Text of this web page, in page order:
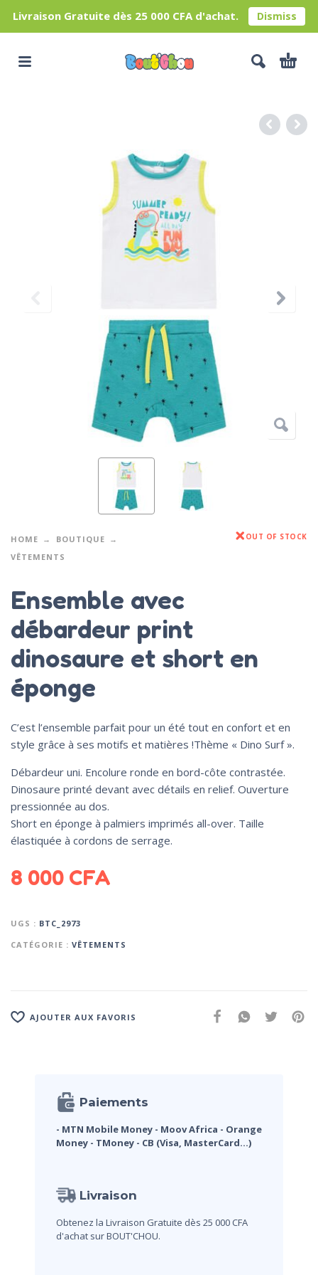
Livraison Gratuite dès 25 000 CFA d'achat. Dismiss
HOME
BOUTIQUE
VÊTEMENTS
OUT OF STOCK
Ensemble avec
débardeur print
dinosaure et short en
éponge
C’est l’ensemble parfait pour un été tout en confort et en
style grâce à ses motifs et matières !Thème « Dino Surf ».
Débardeur uni. Encolure ronde en bord-côte contrastée.
Dinosaure printé devant avec détails en relief. Ouverture
pressionnée au dos.
Short en éponge à palmiers imprimés all-over. Taille
élastiquée à cordons de serrage.
8 000 CFA
UGS : BTC_2973
CATÉGORIE : VÊTEMENTS
AJOUTER AUX FAVORIS
Paiements
- MTN Mobile Money - Moov Africa - Orange
Money - TMoney - CB (Visa, MasterCard...)
Livraison
Obtenez la Livraison Gratuite dès 25 000 CFA
d'achat sur BOUT'CHOU.